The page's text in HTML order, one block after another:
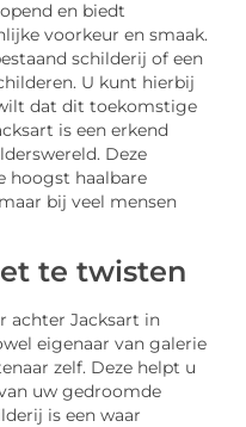
en biedt
voorkeur en smaak.
schilderij of een
U kunt hierbij
dat dit toekomstige
is een erkend
Deze
hoogst haalbare
bij veel mensen
te twisten
achter Jacksart in
eigenaar van galerie
zelf. Deze helpt u
uw gedroomde
is een waar